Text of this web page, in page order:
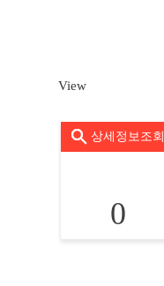
View
상세정보조회
0